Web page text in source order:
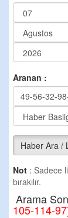
Aranan :
Haber Ara /
Not : Sadece
bırakılır.
Arama
105-114-